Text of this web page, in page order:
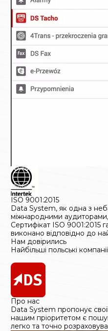
ISO 9001:2015
Data System, як одна з
міжнародними аудиторами,
Сертифікат ISO 9001:2015
виконано відповідно до
Нам довірились
Найбільші польські
Про нас
Data System пропонує
нашим пріоритетом є
легко та точно